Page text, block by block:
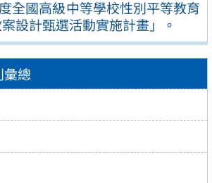
全國高級中等學校性別平等教育
設計甄選活動實施計畫」。
彙總